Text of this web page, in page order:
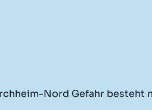
Nord Gefahr besteht